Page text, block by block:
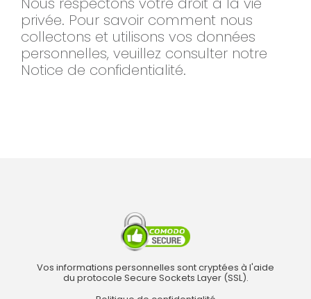
privée. Pour savoir comment nous
collectons et utilisons vos données
personnelles, veuillez consulter notre
Notice de confidentialité.
Vos informations personnelles sont cryptées à l'aide
du protocole Secure Sockets Layer (SSL).